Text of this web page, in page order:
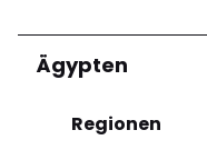
Ägypten
Regionen